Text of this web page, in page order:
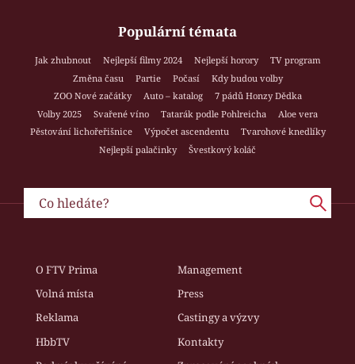
Populární témata
Jak zhubnout Nejlepší filmy 2024 Nejlepší horory
TV program
Změna času
Partie Počasí
Kdy budou volby
ZOO Nové začátky
Auto – katalog
7 pádů Honzy Dědka
Volby 2025
Svařené víno Tatarák podle Pohlreicha
Aloe vera
Pěstování lichořeřišnice
Výpočet ascendentu
Tvarohové knedlíky
Nejlepší palačinky
Švestkový koláč
O FTV Prima
Management
Volná místa
Press
Reklama
Castingy a výzvy
HbbTV
Kontakty